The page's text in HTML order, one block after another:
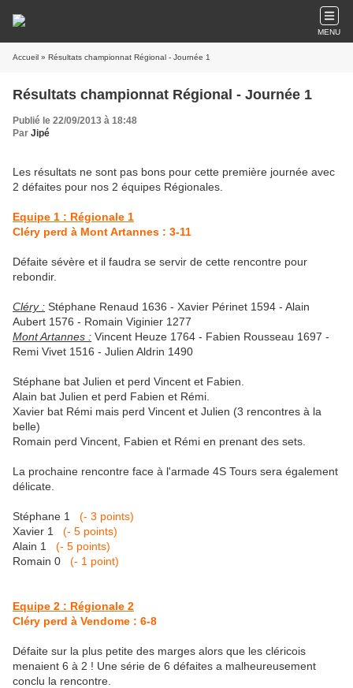
MENU
Accueil » Résultats championnat Régional - Journée 1
Résultats championnat Régional - Journée 1
Publié le 22/09/2013 à 18:48
Par Jipé
Les résultats ne sont pas bons pour cette première journée avec
2 défaites pour nos 2 équipes Régionales.
Equipe 1 : Régionale 1
Cléry perd à Mont Artannes : 3-11
Défaite sévère et il faudra se servir de cette rencontre pour
rebondir.
Cléry : Stéphane Renaud 1636 - Xavier Périnet 1594 - Alain
Aubert 1576 - Romain Viginier 1277
Mont Artannes : Vincent Heuze 1764 - Fabien Rousseau 1697 -
Remi Vivet 1516 - Julien Aldrin 1490
Stéphane bat Julien et perd Vincent et Fabien.
Alain bat Julien et perd Fabien et Rémi.
Xavier bat Rémi mais perd Vincent et Julien (3 rencontres à la
belle)
Romain perd Vincent, Fabien et Rémi en prenant des sets.
La prochaine rencontre face à l'armade 4S Tours sera également
délicate.
Stéphane 1 (- 3 points)
Xavier 1 (- 5 points)
Alain 1 (- 5 points)
Romain 0 (- 1 point)
Equipe 2 : Régionale 2
Cléry perd à Vendome : 6-8
Défaite sur la plus petite des marges alors que les cléricois
menaient 6 à 2 ! Une série de 6 défaites a malheureusement
conclu la rencontre.